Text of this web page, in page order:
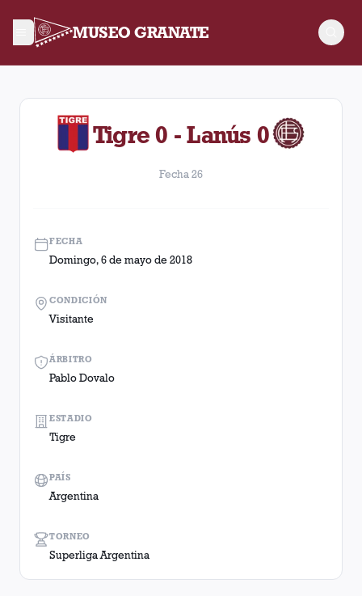
MUSEO GRANATE
Fecha 26. Partido entre Lanús y Tigre disputado el
Tigre 0 - Lanús 0
Fecha 26
FECHA
Domingo, 6 de mayo de 2018
ÁRBITRO
Pablo Dovalo
TORNEO
Superliga Argentina
CONDICIÓN
Visitante
ESTADIO
Tigre
PAÍS
Argentina